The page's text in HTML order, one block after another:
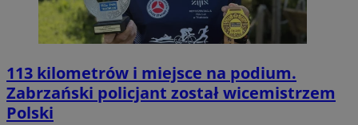
113 kilometrów i miejsce na podium.
Zabrzański policjant został wicemistrzem
Polski